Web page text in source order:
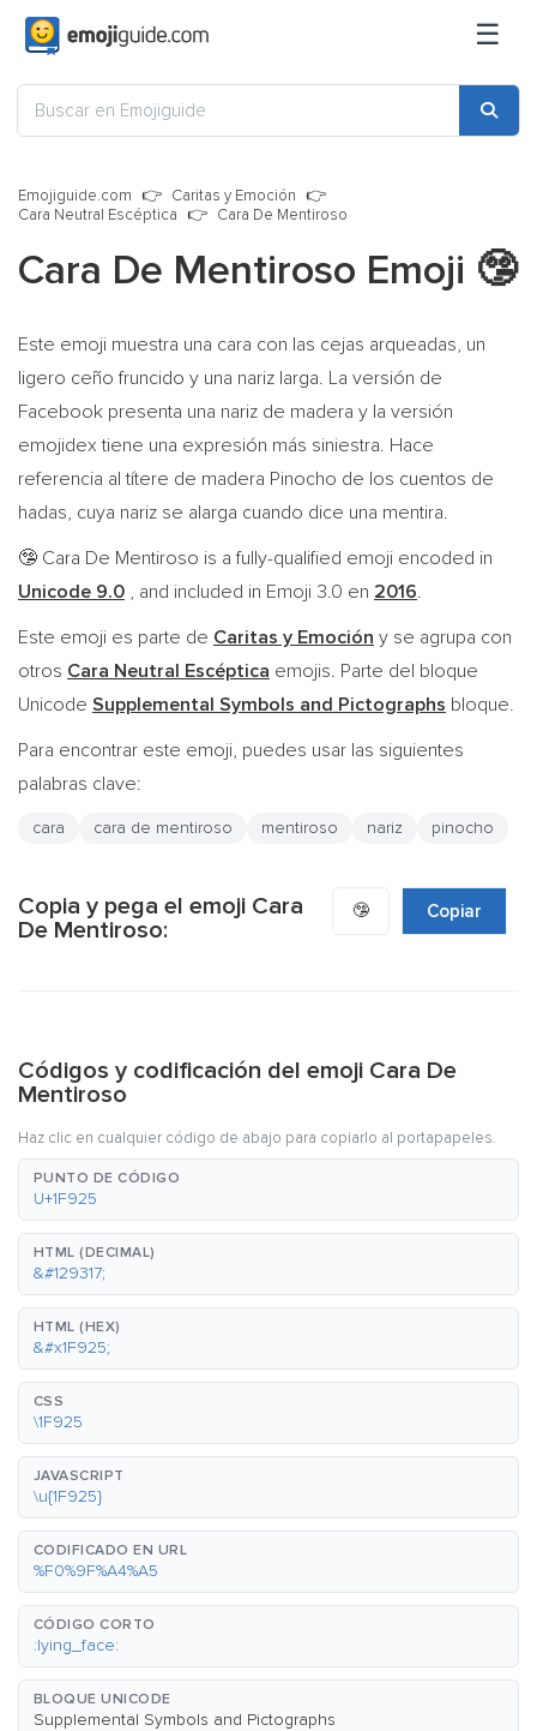
☰
Emojiguide.com
Caritas y Emoción
Cara Neutral Escéptica
Cara De Mentiroso
Cara De Mentiroso Emoji 🤥
Este emoji muestra una cara con las cejas arqueadas, un
ligero ceño fruncido y una nariz larga. La versión de
Facebook presenta una nariz de madera y la versión
emojidex tiene una expresión más siniestra. Hace
referencia al títere de madera Pinocho de los cuentos de
hadas, cuya nariz se alarga cuando dice una mentira.
🤥 Cara De Mentiroso is a fully-qualified emoji encoded in
Unicode 9.0 , and included in Emoji 3.0 en 2016.
Este emoji es parte de Caritas y Emoción y se agrupa con
otros Cara Neutral Escéptica emojis. Parte del bloque
Unicode Supplemental Symbols and Pictographs bloque.
Para encontrar este emoji, puedes usar las siguientes
palabras clave:
cara cara de mentiroso mentiroso nariz pinocho
Copia y pega el emoji Cara
De Mentiroso:
🤥 Copiar
Códigos y codificación del emoji Cara De
Mentiroso
Haz clic en cualquier código de abajo para copiarlo al portapapeles.
PUNTO DE CÓDIGO
U+1F925
HTML (DECIMAL)
&#129317;
HTML (HEX)
&#x1F925;
CSS
\1F925
JAVASCRIPT
\u{1F925}
CODIFICADO EN URL
%F0%9F%A4%A5
CÓDIGO CORTO
:lying_face:
BLOQUE UNICODE
Supplemental Symbols and Pictographs